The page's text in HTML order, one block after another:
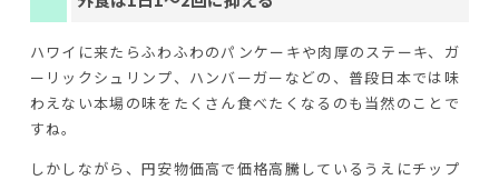
ハワイに来たらふわふわのパンケーキや肉厚のステーキ、ガ
ーリックシュリンプ、ハンバーガーなどの、普段日本では味
わえない本場の味をたくさん食べたくなるのも当然のことで
すね。
しかしながら、円安物価高で価格高騰しているうえにチップ